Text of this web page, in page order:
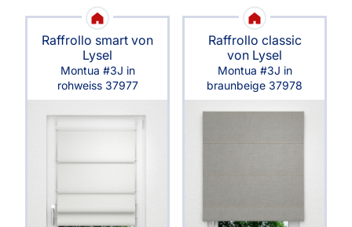
Raffrollo smart von
Lysel
Montua #3J in
rohweiss 37977
Raffrollo classic
von Lysel
Montua #3J in
braunbeige 37978